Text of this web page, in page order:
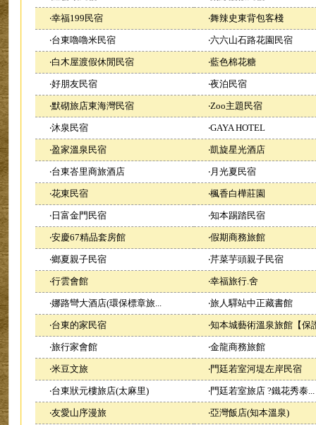
‧幸福199民宿 ‧舞辣史東背包客棧
‧台東嚕嚕米民宿 ‧六六山石路花園民宿
‧白木屋渡假休閒民宿 ‧藍色棉花糖
‧好朋友民宿 ‧夜泊民宿
‧默砌旅店東海灣民宿 ‧Zoo主題民宿
‧沐泉民宿 ‧GAYA HOTEL
‧盈家溫泉民宿 ‧凱旋星光酒店
‧台東峇里商旅酒店 ‧月光夏民宿
‧花東民宿 ‧楓香白樺莊園
‧ 日富金門民宿 ‧知本踢踏民宿
‧安慶67精品套房館 ‧假期商務旅館
‧鄉夏親子民宿 ‧芹菜芋頭親子民宿
‧行雲會館 ‧幸福旅行.舍
‧娜路彎大酒店(環保標章旅... ‧旅人驛站中正藏書館
‧台東的家民宿 ‧知本城藝術溫泉旅館【保
‧旅行家會館 ‧金龍商務旅館
‧米豆文旅 ‧門廷若室河堤左岸民宿
‧台東狀元樓旅店(太麻里) ‧門廷若室旅店 ?鐵花秀泰...
‧友愛山序漫旅 ‧亞灣飯店(知本溫泉)